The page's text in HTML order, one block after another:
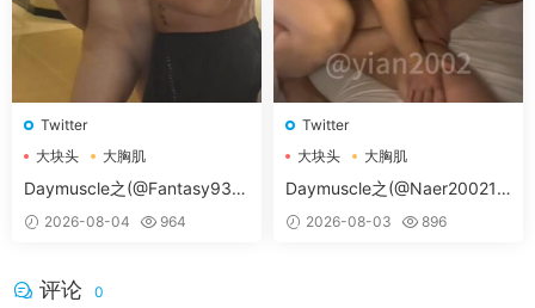
Twitter
大块头
大胸肌
大胸肌肉男
Daymuscle之(@Fantasy938
15579-@孔控Kong）
2026-08-04 964
Twitter
大块头
大胸肌
大胸肌肉男
Daymuscle之(@Naer20021-
@纳尔）
2026-08-03 896
评论 0